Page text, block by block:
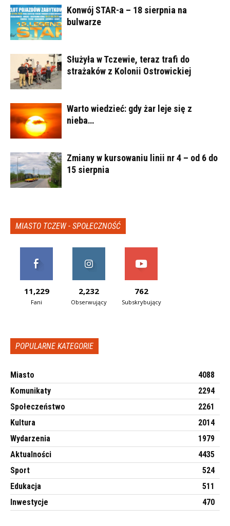
Konwój STAR-a – 18 sierpnia na
bulwarze
Służyła w Tczewie, teraz trafi do
strażaków z Kolonii Ostrowickiej
Warto wiedzieć: gdy żar leje się z
nieba…
Zmiany w kursowaniu linii nr 4 – od 6 do
15 sierpnia
MIASTO TCZEW - SPOŁECZNOŚĆ
11,229
Fani
2,232
Obserwujący
762
Subskrybujący
POPULARNE KATEGORIE
Miasto
4088
Komunikaty
2294
Społeczeństwo
2261
Kultura
2014
Wydarzenia
1979
Aktualności
4435
Sport
524
Edukacja
511
Inwestycje
470